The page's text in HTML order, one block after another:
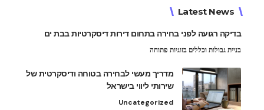
Latest News
בדיקה רגועה לפני בחירה בתחום דירות דיסקרטיות בבת ים
בניית גבולות וכללים בזוגיות פתוחה
מדריך מעשי לבחירה בטוחה ודיסקרטית של
שירותי ליווי בישראל
Uncategorized